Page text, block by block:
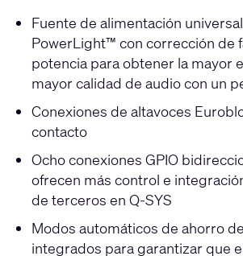
Fuente de alimentación
PowerLight™ con corrección de
potencia para obtener la mayor
mayor calidad de audio con un
Conexiones de altavoces
contacto
Ocho conexiones GPIO
ofrecen más control e
de terceros en Q-SYS
Modos automáticos de ahorro
integrados para garantizar que